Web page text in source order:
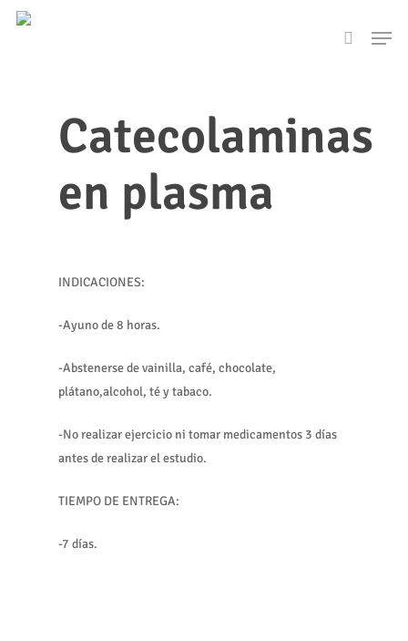
Skip
search
Catecolaminas
en plasma
INDICACIONES:
-Ayuno de 8 horas.
-Abstenerse de vainilla, café, chocolate,
plátano,alcohol, té y tabaco.
-No realizar ejercicio ni tomar medicamentos 3 días
antes de realizar el estudio.
TIEMPO DE ENTREGA:
-7 días.